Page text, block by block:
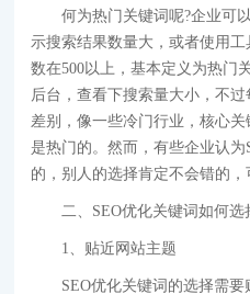
何为热门关键词呢?企业可
示搜索结果数量大，或者使用
数在500以上，基本定义为热门
后台，查看下搜索量大小，不
差别，像一些冷门行业，核心
是热门的。然而，有些企业认
的，别人的选择肯定不会错的
二、SEO优化关键词如何选
1、贴近网站主题
SEO优化关键词的选择需